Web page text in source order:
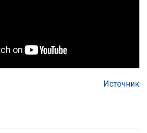
Источник